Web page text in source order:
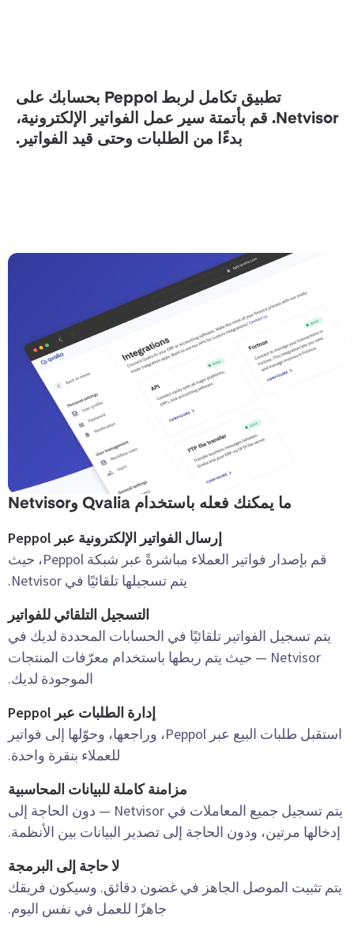
تطبيق تكامل لربط Peppol بحسابك على
Netvisor. قم بأتمتة سير عمل الفواتير الإلكترونية،
بدءًا من الطلبات وحتى قيد الفواتير.
ما يمكنك فعله باستخدام Qvalia وNetvisor
إرسال الفواتير الإلكترونية عبر Peppol
قم بإصدار فواتير العملاء مباشرةً عبر شبكة Peppol، حيث
يتم تسجيلها تلقائيًا في Netvisor.
التسجيل التلقائي للفواتير
يتم تسجيل الفواتير تلقائيًا في الحسابات المحددة لديك في
Netvisor — حيث يتم ربطها باستخدام معرّفات المنتجات
الموجودة لديك.
إدارة الطلبات عبر Peppol
استقبل طلبات البيع عبر Peppol، وراجعها، وحوّلها إلى فواتير
للعملاء بنقرة واحدة.
مزامنة كاملة للبيانات المحاسبية
يتم تسجيل جميع المعاملات في Netvisor — دون الحاجة إلى
إدخالها مرتين، ودون الحاجة إلى تصدير البيانات بين الأنظمة.
لا حاجة إلى البرمجة
يتم تثبيت الموصل الجاهز في غضون دقائق. وسيكون فريقك
جاهزًا للعمل في نفس اليوم.